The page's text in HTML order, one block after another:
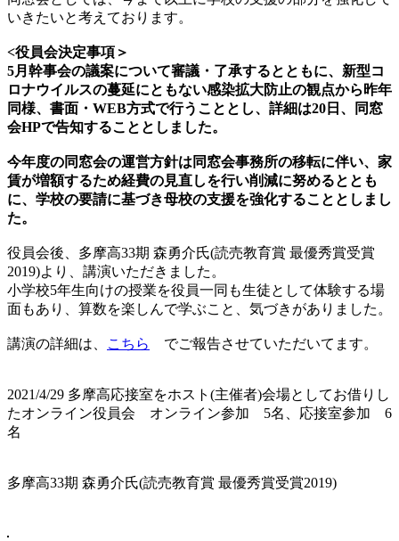
いきたいと考えております。
<役員会決定事項＞
5月幹事会の議案について審議・了承するとともに、新型コ
ロナウイルスの蔓延にともない感染拡大防止の観点から昨年
同様、書面・WEB方式で行うこととし、詳細は20日、同窓
会HPで告知することとしました。
今年度の同窓会の運営方針は同窓会事務所の移転に伴い、家
賃が増額するため経費の見直しを行い削減に努めるととも
に、学校の要請に基づき母校の支援を強化することとしまし
た。
役員会後、多摩高33期 森勇介氏(読売教育賞 最優秀賞受賞
2019)より、講演いただきました。
小学校5年生向けの授業を役員一同も生徒として体験する場
面もあり、算数を楽しんで学ぶこと、気づきがありました。
講演の詳細は、 こちら でご報告させていただいてます。
2021/4/29 多摩高応接室をホスト(主催者)会場としてお借りし
たオンライン役員会 オンライン参加 5名、応接室参加 6
名
多摩高33期 森勇介氏(読売教育賞 最優秀賞受賞2019)